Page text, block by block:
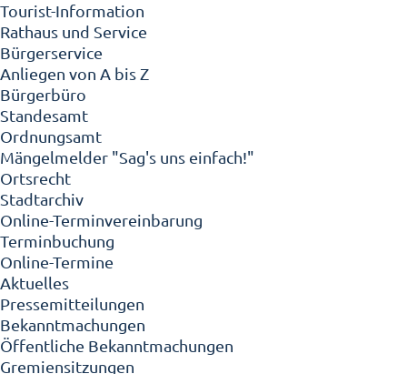
Tourist-Information
Rathaus und Service
Bürgerservice
Anliegen von A bis Z
Bürgerbüro
Standesamt
Ordnungsamt
Mängelmelder "Sag's uns einfach!"
Ortsrecht
Stadtarchiv
Online-Terminvereinbarung
Terminbuchung
Online-Termine
Aktuelles
Pressemitteilungen
Bekanntmachungen
Öffentliche Bekanntmachungen
Gremiensitzungen